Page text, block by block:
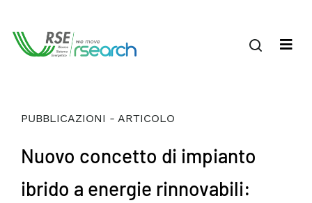
PUBBLICAZIONI - ARTICOLO
Nuovo concetto di impianto
ibrido a energie rinnovabili: